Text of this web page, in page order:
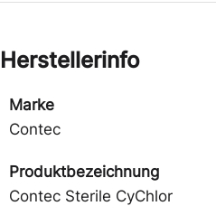
Herstellerinfo
Marke
Contec
Produktbezeichnung
Contec Sterile CyChlor